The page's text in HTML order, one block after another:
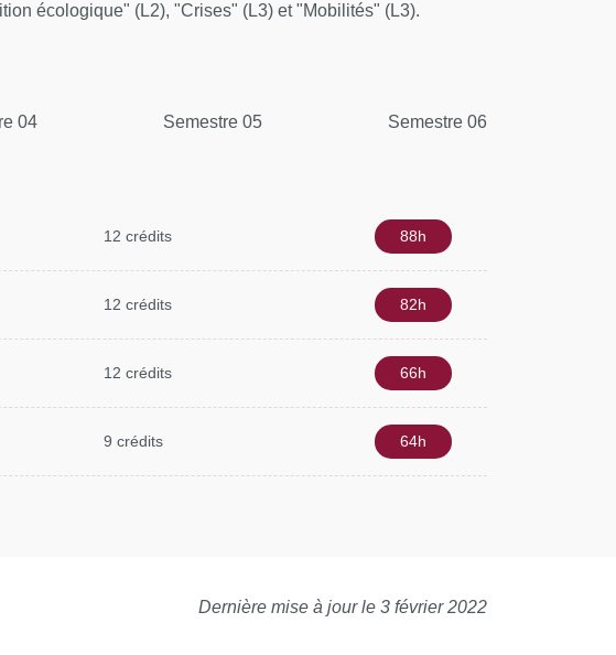
écologique" (L2), "Crises" (L3) et "Mobilités" (L3).
04 Semestre 05 Semestre 06
12 crédits 88h
12 crédits 82h
12 crédits 66h
9 crédits 64h
Dernière mise à jour le 3 février 2022